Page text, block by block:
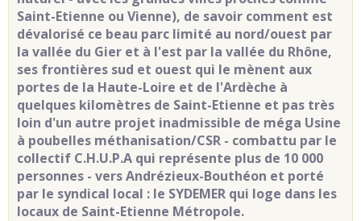
Saint-Etienne ou Vienne), de savoir comment est
dévalorisé ce beau parc limité au nord/ouest par
la vallée du Gier et à l'est par la vallée du Rhône,
ses frontières sud et ouest qui le mènent aux
portes de la Haute-Loire et de l'Ardèche à
quelques kilomètres de Saint-Etienne et pas très
loin d'un autre projet inadmissible de méga Usine
à poubelles méthanisation/CSR - combattu par le
collectif C.H.U.P.A qui représente plus de 10 000
personnes - vers Andrézieux-Bouthéon et porté
par le syndical local : le SYDEMER qui loge dans les
locaux de Saint-Etienne Métropole.